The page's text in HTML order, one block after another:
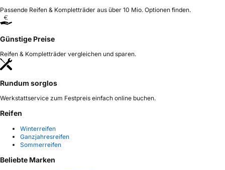
Passende Reifen & Kompletträder aus über 10 Mio. Optionen finden.
Günstige Preise
Reifen & Kompletträder vergleichen und sparen.
Rundum sorglos
Werkstattservice zum Festpreis einfach online buchen.
Reifen
Winterreifen
Ganzjahresreifen
Sommerreifen
Beliebte Marken